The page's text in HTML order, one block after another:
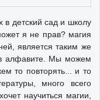
в детский сад и школу
я не прав? магия
является таким же
в алфавите. Мы можем
то повторять... и то
много всего
научиться магии,